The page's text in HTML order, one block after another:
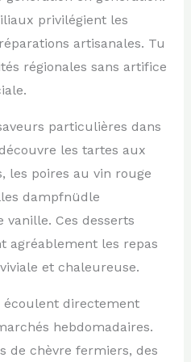
privilégient les
artisanales. Tu
régionales sans artifice
particulières dans
les tartes aux
les poires au vin rouge
dampfnüdle
vanille. Ces desserts
agréablement les repas
et chaleureuse.
directement
hebdomadaires.
de chèvre fermiers, des